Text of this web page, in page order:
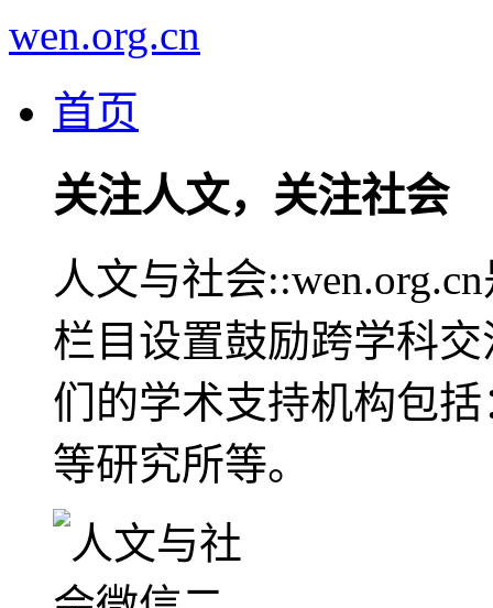
wen.org.cn
首页
关注人文，关注社会
人文与社会
栏目设置鼓励跨学科
们的学术支持机构包
等研究所等。